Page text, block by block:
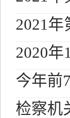
2021
2020
今年前
检察机